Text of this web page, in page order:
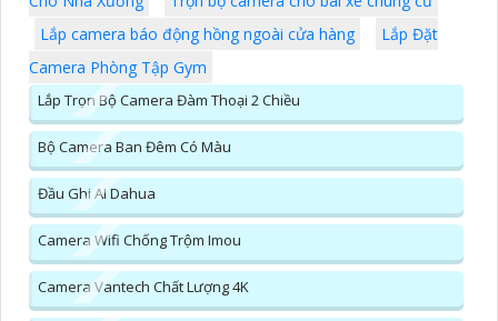
Lắp camera báo động hồng ngoài cửa hàng
Lắp Đặt
Camera Phòng Tập Gym
Lắp Trọn Bộ Camera Đàm Thoại 2 Chiều
Bộ Camera Ban Đêm Có Màu
Đầu Ghi AI Dahua
Camera Wifi Chống Trộm Imou
Camera Vantech Chất Lượng 4K